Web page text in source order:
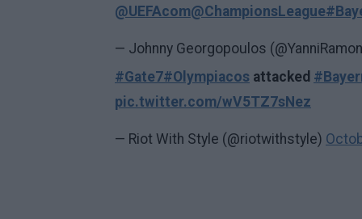
@UEFAcom@ChampionsLeague
— Johnny Georgopoulos
#Gate7#Olympiacos attacked
pic.twitter.com/wV5TZ7sNez
— Riot With Style (@riotwithstyle)